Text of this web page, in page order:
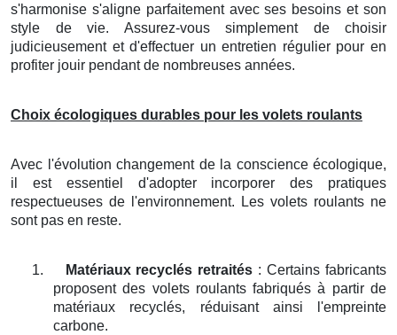
s'harmonise s'aligne parfaitement avec ses besoins et son
style de vie. Assurez-vous simplement de choisir
judicieusement et d'effectuer un entretien régulier pour en
profiter jouir pendant de nombreuses années.
Choix écologiques durables pour les volets roulants
Avec l'évolution changement de la conscience écologique,
il est essentiel d'adopter incorporer des pratiques
respectueuses de l'environnement. Les volets roulants ne
sont pas en reste.
1. Matériaux recyclés retraités : Certains fabricants
proposent des volets roulants fabriqués à partir de
matériaux recyclés, réduisant ainsi l'empreinte
carbone.